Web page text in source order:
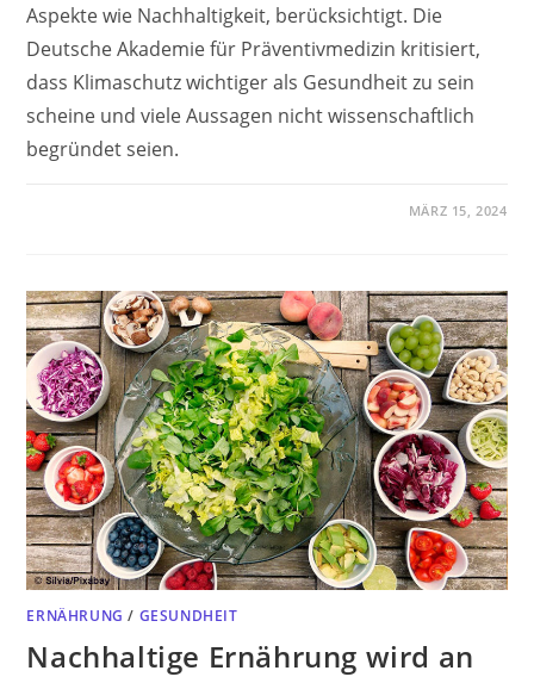
Aspekte wie Nachhaltigkeit, berücksichtigt. Die
Deutsche Akademie für Präventivmedizin kritisiert,
dass Klimaschutz wichtiger als Gesundheit zu sein
scheine und viele Aussagen nicht wissenschaftlich
begründet seien.
MÄRZ 15, 2024
ERNÄHRUNG / GESUNDHEIT
Nachhaltige Ernährung wird an